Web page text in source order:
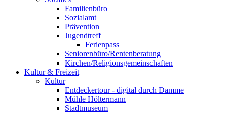
Familienbüro
Sozialamt
Prävention
Jugendtreff
Ferienpass
Seniorenbüro/Rentenberatung
Kirchen/Religionsgemeinschaften
Kultur & Freizeit
Kultur
Entdeckertour - digital durch Damme
Mühle Höltermann
Stadtmuseum